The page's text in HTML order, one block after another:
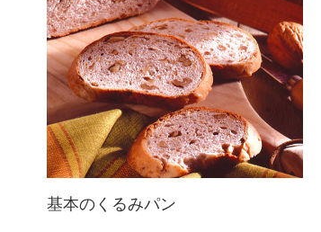
基本のくるみパン